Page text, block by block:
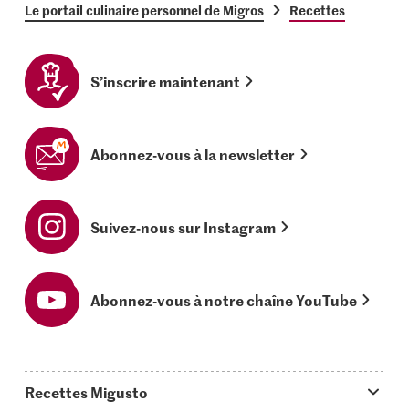
Le portail culinaire personnel de Migros Recettes
S’inscrire maintenant
Abonnez-vous à la newsletter
Suivez-nous sur Instagram
Abonnez-vous à notre chaîne YouTube
Recettes Migusto